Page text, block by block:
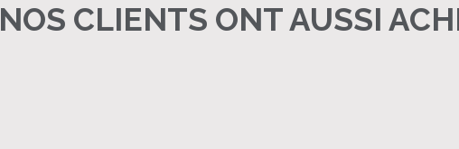
NOS CLIENTS ONT AUSSI